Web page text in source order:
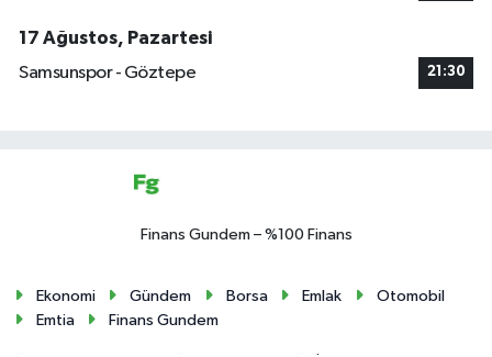
17 Ağustos, Pazartesi
Samsunspor - Göztepe
21:30
Finans Gundem – %100 Finans
Ekonomi Gündem Borsa Emlak
Otomobil
Emtia
Finans Gundem